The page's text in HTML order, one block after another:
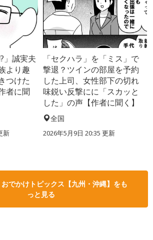
」誠実夫
より趣
つけた
者に聞
新
「セクハラ」を「ミス」で
撃退？ツインの部屋を予約
した上司、女性部下の切れ
味鋭い反撃にに「スカッと
した」の声【作者に聞く】
全国
2026年5月9日 20:35 更新
でかけトピックス【九州・沖縄】をも
っと見る